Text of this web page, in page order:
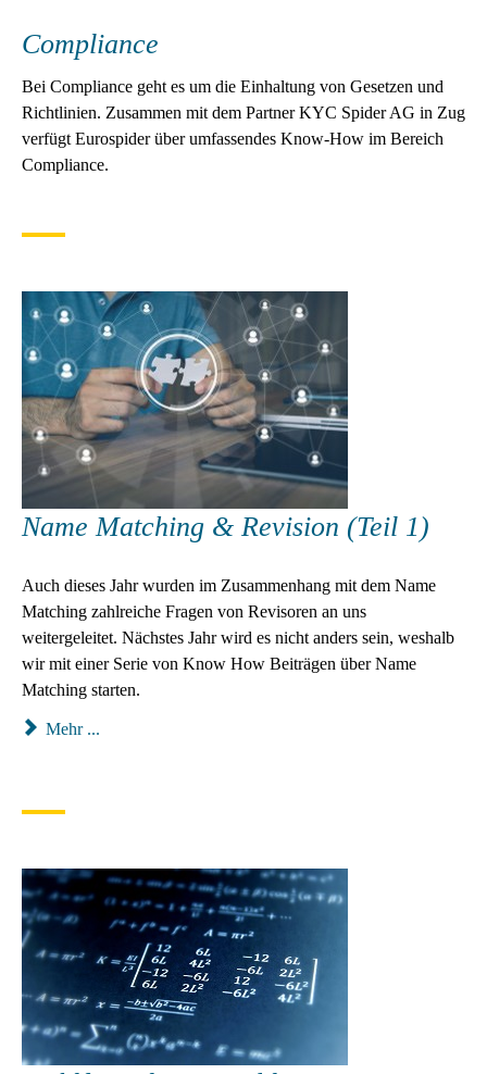
Compliance
Bei Compliance geht es um die Einhaltung von Gesetzen und
Richtlinien. Zusammen mit dem Partner KYC Spider AG in Zug
verfügt Eurospider über umfassendes Know-How im Bereich
Compliance.
Name Matching & Revision (Teil 1)
Auch dieses Jahr wurden im Zusammenhang mit dem Name
Matching zahlreiche Fragen von Revisoren an uns
weitergeleitet. Nächstes Jahr wird es nicht anders sein, weshalb
wir mit einer Serie von Know How Beiträgen über Name
Matching starten.
Mehr ...